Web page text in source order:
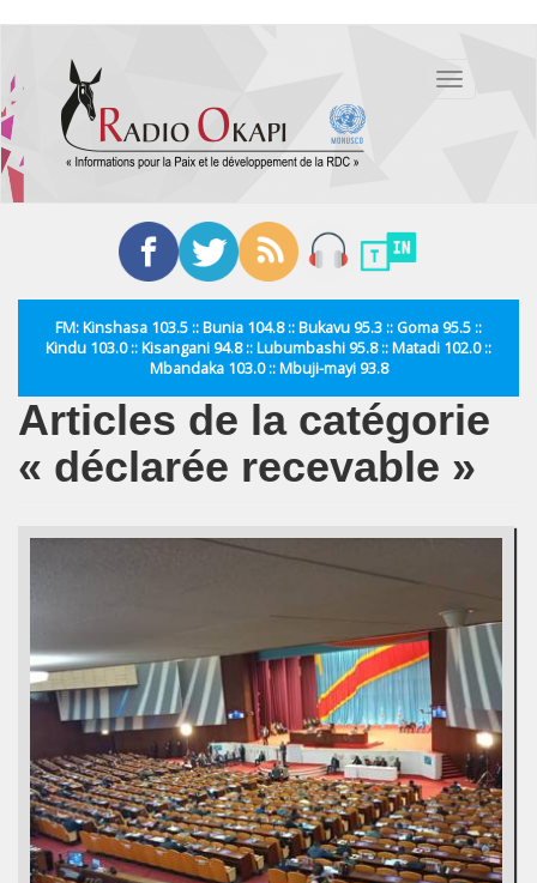
contenu
principal
Toggle
FM: Kinshasa 103.5 :: Bunia 104.8 :: Bukavu 95.3 :: Goma 95.5 ::
Kindu 103.0 :: Kisangani 94.8 :: Lubumbashi 95.8 :: Matadi 102.0 ::
Mbandaka 103.0 :: Mbuji-mayi 93.8
Articles de la catégorie
« déclarée recevable »